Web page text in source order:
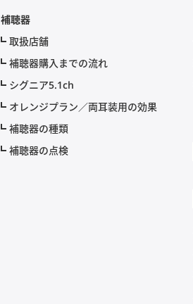
補聴器
取扱店舗
補聴器購入までの流れ
シグニア5.1ch
オレンジプラン／両耳装用の効果
補聴器の種類
補聴器の点検